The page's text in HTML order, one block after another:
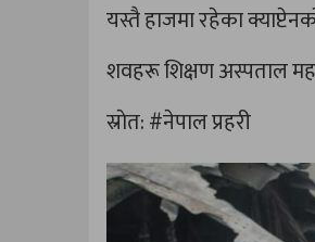
यस्तै हाजमा रहेका
शवहरू शिक्षण अस्पताल
स्राेत: #नेपाल प्रहरी